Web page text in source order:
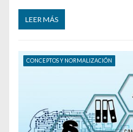
LEER MÁS
CONCEPTOS Y NORMALIZACIÓN